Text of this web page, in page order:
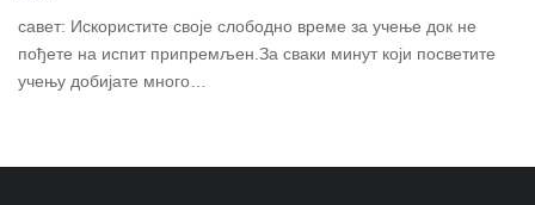
савет: Искористите своје слободно време за учење док не
пођете на испит припремљен.За сваки минут који посветите
учењу добијате много…